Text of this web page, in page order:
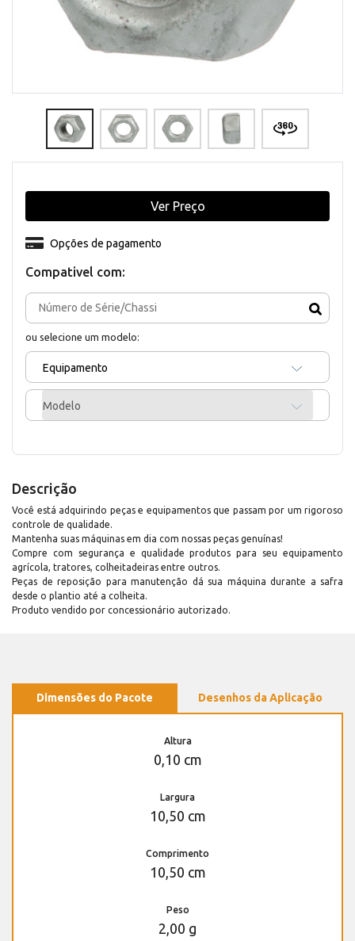
Compativel com:
ou selecione um modelo:
Equipamento
Modelo
Opções de pagamento
Ver Preço
Descrição
Você está adquirindo peças e equipamentos que passam por um rigoroso
controle de qualidade.
Mantenha suas máquinas em dia com nossas peças genuínas!
Compre com segurança e qualidade produtos para seu equipamento
agrícola, tratores, colheitadeiras entre outros.
Peças de reposição para manutenção dá sua máquina durante a safra
desde o plantio até a colheita.
Produto vendido por concessionário autorizado.
Dimensões do Pacote Desenhos da Aplicação
Altura
0,10 cm
Largura
10,50 cm
Comprimento
10,50 cm
Peso
2,00 g